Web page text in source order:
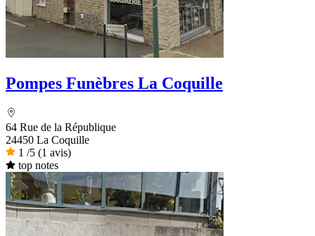
Pompes Funèbres La Coquille
64 Rue de la République
24450 La Coquille
1 /5 (1 avis)
top notes